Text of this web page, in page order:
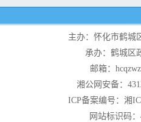
主办：怀化市鹤城
承办：鹤城区
邮箱：
湘公网安备：
ICP备案编号：湘
网站标识码：